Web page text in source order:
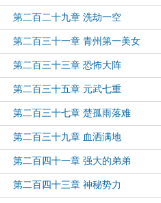
第二百二十九章 洗劫一空
第二百三十一章 青州第一美女
第二百三十三章 恐怖大阵
第二百三十五章 元武七重
第二百三十七章 楚孤雨落难
第二百三十九章 血洒满地
第二百四十一章 强大的弟弟
第二百四十三章 神秘势力